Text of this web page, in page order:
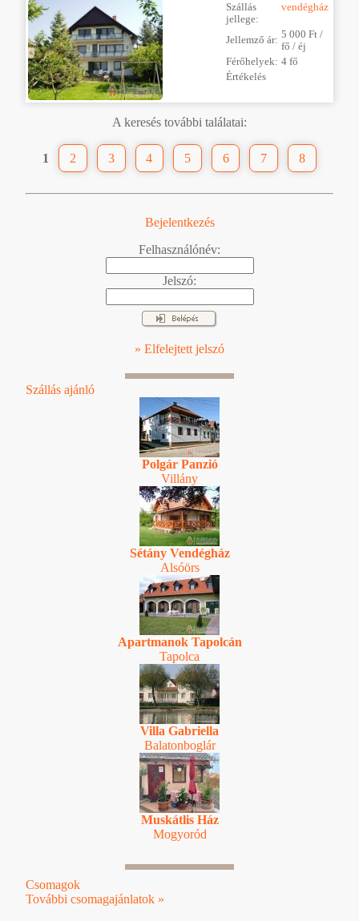
Szállás
jellege:
vendégház
Jellemző ár: 5 000 Ft /
fő / éj
Férőhelyek: 4 fő
Értékelés
A keresés további találatai:
1 2 3 4 5 6 7 8
Bejelentkezés
Felhasználónév:
Jelszó:
» Elfelejtett jelszó
Szállás ajánló
Polgár Panzió
Villány
Sétány Vendégház
Alsóörs
Apartmanok Tapolcán
Tapolca
Villa Gabriella
Balatonboglár
Muskátlis Ház
Mogyoród
Csomagok
További csomagajánlatok »